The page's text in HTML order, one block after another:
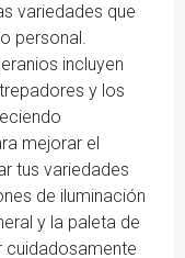
variedades que
personal.
incluyen
y los
mejorar el
tus variedades
de iluminación
y la paleta de
cuidadosamente